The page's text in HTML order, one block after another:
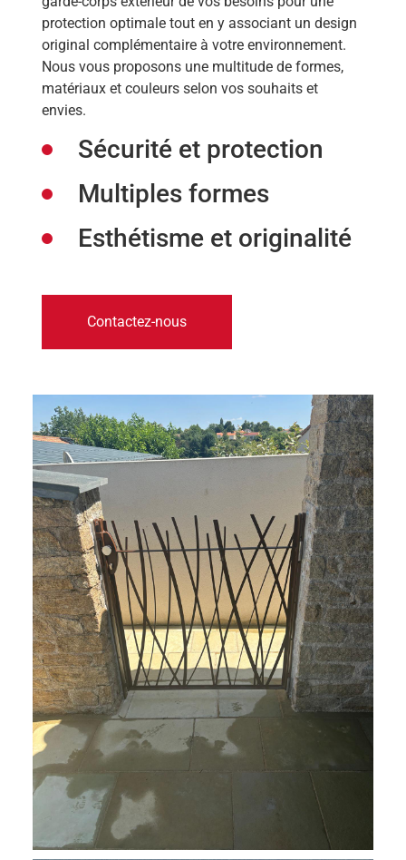
protection optimale tout en y associant un design
original complémentaire à votre environnement.
Nous vous proposons une multitude de formes,
matériaux et couleurs selon vos souhaits et
envies.
Sécurité et protection
Multiples formes
Esthétisme et originalité
Contactez-nous